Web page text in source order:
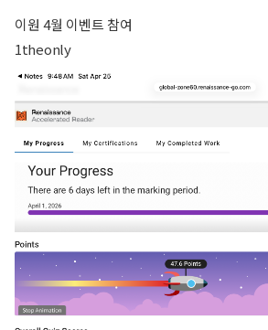
이원 4월 이벤트 참여
1theonly